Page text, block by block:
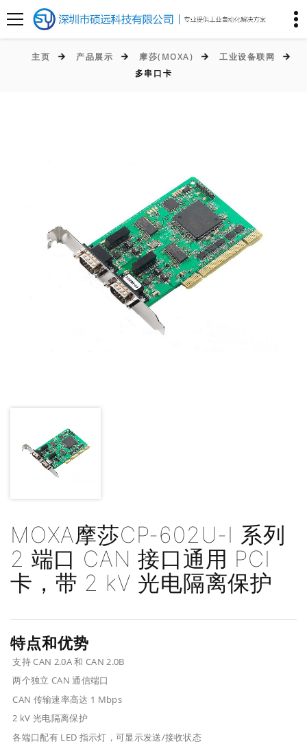
主页 产品展示 摩莎(MOXA) 工业设备联网
多串口卡
MOXA摩莎CP-602U-I 系列
2 端口 CAN 接口通用 PCI
卡，带 2 kV 光电隔离保护
特点和优势
支持 CAN 2.0A 和 CAN 2.0B
两个独立 CAN 通信端口
CAN 传输速率高达 1 Mbps
2 kV 光电隔离保护
各端口配有 LED 指示灯，可显示发送/接收状态